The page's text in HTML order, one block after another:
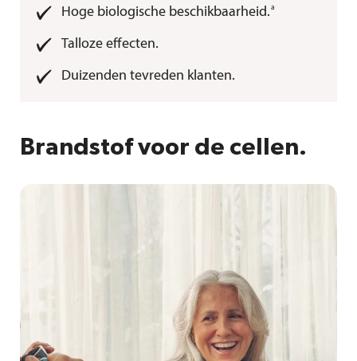
Hoge biologische beschikbaarheid. a
Talloze effecten.
Duizenden tevreden klanten.
Brandstof voor de cellen.